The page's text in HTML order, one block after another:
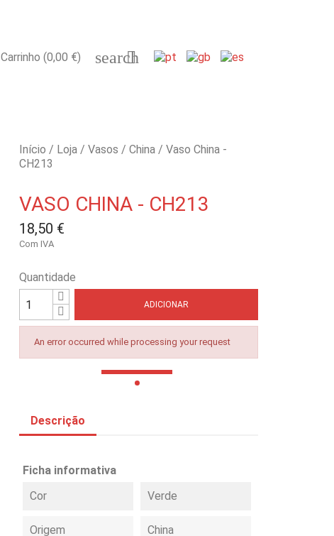
Carrinho (0,00 €) search

Início Loja Vasos China
Vaso China -
CH213
VASO CHINA - CH213
18,50 €
Com IVA
Quantidade
ADICIONAR
An error occurred while processing your request
Descrição
Ficha informativa
Cor
Verde
Origem China